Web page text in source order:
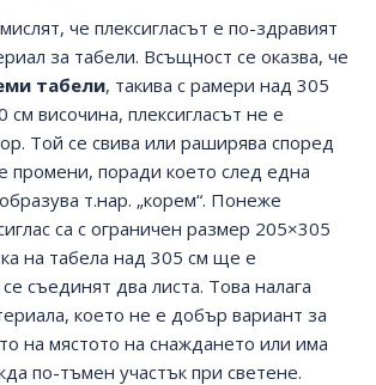
че плексигласът е по-здравият
за табели. Всъщност се оказва, че
табели, такива с рамери над 305
височина, плексигласът не е
Той се свива или раширява според
промени, поради което след една
т.нар. „корем“. Понеже
са с ограничен размер 205×305
на табела над 305 см ще е
съединят два листа. Това налага
което не е добър вариант за
на мястото на снаждането или има
по-тъмен участък при светене.